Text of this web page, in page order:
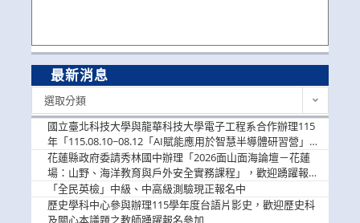
最新消息
選取分類
國立臺北科技大學與龍華科技大學電子工程系合作辦理115
年「115.08.10~08.12「AI賦能應用於智慧半導體研習營」，
歡迎學生踴躍報名參加
花蓮縣政府委請秀林國中辦理「2026面山面海論壇－花蓮
場：山野、海洋教育與戶外安全實務課程」，歡迎踴躍報名
參加
「全民英檢」中級、中高級測驗現正報名中
歷史學科中心參與辦理115學年度台語片影史，歡迎歷史科
及關心本議題之教師踴躍報名參加